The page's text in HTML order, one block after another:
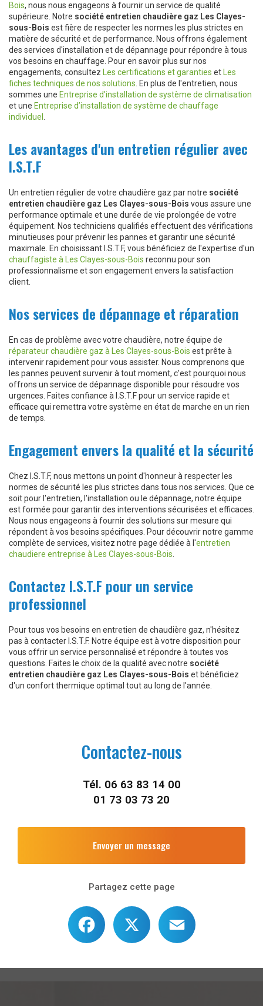
Bois, nous nous engageons à fournir un service de qualité
supérieure. Notre société entretien chaudière gaz Les Clayes-
sous-Bois est fière de respecter les normes les plus strictes en
matière de sécurité et de performance. Nous offrons également
des services d'installation et de dépannage pour répondre à tous
vos besoins en chauffage. Pour en savoir plus sur nos
engagements, consultez
Les certifications et garanties et
Les
fiches techniques de nos solutions . En plus de l'entretien, nous
sommes une Entreprise d'installation de système de climatisation
et une Entreprise d’installation de système de chauffage
individuel
Les avantages d'un entretien régulier avec
I.S.T.F
Un entretien régulier de votre chaudière gaz par notre société
entretien chaudière gaz Les Clayes-sous-Bois vous assure une
performance optimale et une durée de vie prolongée de votre
équipement. Nos techniciens qualifiés effectuent des vérifications
minutieuses pour prévenir les pannes et garantir une sécurité
maximale. En choisissant I.S.T.F, vous bénéficiez de l'expertise d'un
chauffagiste à Les Clayes-sous-Bois reconnu pour son
professionnalisme et son engagement envers la satisfaction
client.
Nos services de dépannage et réparation
En cas de problème avec votre chaudière, notre équipe de
réparateur chaudière gaz à Les Clayes-sous-Bois est prête à
intervenir rapidement pour vous assister. Nous comprenons que
les pannes peuvent survenir à tout moment, c'est pourquoi nous
offrons un service de dépannage disponible pour résoudre vos
urgences. Faites confiance à I.S.T.F pour un service rapide et
efficace qui remettra votre système en état de marche en un rien
de temps.
Engagement envers la qualité et la sécurité
Chez I.S.T.F, nous mettons un point d'honneur à respecter les
normes de sécurité les plus strictes dans tous nos services. Que ce
soit pour l'entretien, l'installation ou le dépannage, notre équipe
est formée pour garantir des interventions sécurisées et efficaces.
Nous nous engageons à fournir des solutions sur mesure qui
répondent à vos besoins spécifiques. Pour découvrir notre gamme
complète de services, visitez notre page dédiée à l'entretien
chaudiere entreprise à Les Clayes-sous-Bois
Contactez I.S.T.F pour un service
professionnel
Pour tous vos besoins en entretien de chaudière gaz, n'hésitez
pas à contacter I.S.T.F. Notre équipe est à votre disposition pour
vous offrir un service personnalisé et répondre à toutes vos
questions. Faites le choix de la qualité avec notre société
entretien chaudière gaz Les Clayes-sous-Bois et bénéficiez
d'un confort thermique optimal tout au long de l'année.
Contactez-nous
Tél. 06 63 83 14 00
01 73 03 73 20
Envoyer un message
Partagez cette page
Facebook